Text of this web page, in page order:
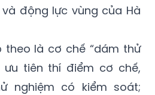
động lực vùng của Hà
là cơ chế “dám thử
ưu tiên thí điểm cơ chế,
nghiệm có kiểm soát;